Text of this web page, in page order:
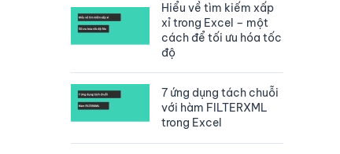
Hiểu về tìm kiếm xấp
xỉ trong Excel – một
cách để tối ưu hóa tốc
độ
7 ứng dụng tách chuỗi
với hàm FILTERXML
trong Excel